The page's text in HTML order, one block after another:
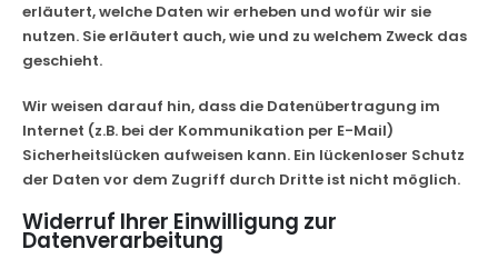
erläutert, welche Daten wir erheben und wofür wir sie
nutzen. Sie erläutert auch, wie und zu welchem Zweck das
geschieht.
Wir weisen darauf hin, dass die Datenübertragung im
Internet (z.B. bei der Kommunikation per E-Mail)
Sicherheitslücken aufweisen kann. Ein lückenloser Schutz
der Daten vor dem Zugriff durch Dritte ist nicht möglich.
Widerruf Ihrer Einwilligung zur
Datenverarbeitung